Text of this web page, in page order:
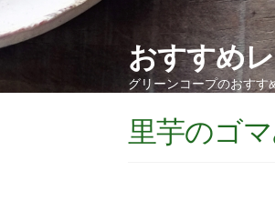
おすすめ
グリーンコープのおすす
里芋のゴ